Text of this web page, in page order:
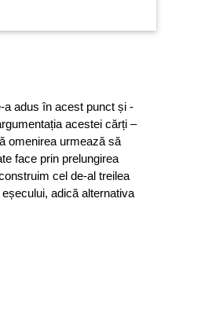
a adus în acest punct și -
acestei cărți –
omenirea urmează să
face prin prelungirea
cel de-al treilea
adică alternativa